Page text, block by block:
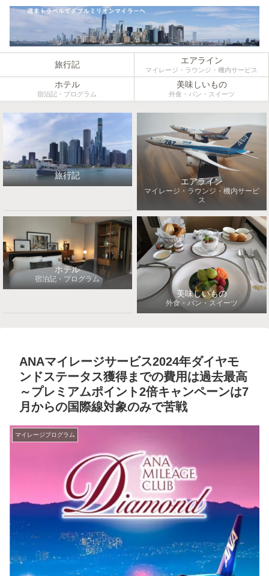
旅行記 エアライン
マイレージ・ラウンジ・機内サービス
ホテル
宿泊記・プログラム
美味しいもの
外食・パン・スイーツ
旅行記
エアライン
マイレージ・ラウンジ・機内サービ
ス
ホテル
宿泊記・プログラム
美味しいもの
外食・パン・スイーツ
ANAマイレージサービス2024年ダイヤモ
ンドステータス獲得までの費用は過去最高
～プレミアムポイント2倍キャンペーンは7
月からの国際線対象のみで苦戦
マイレージプログラム